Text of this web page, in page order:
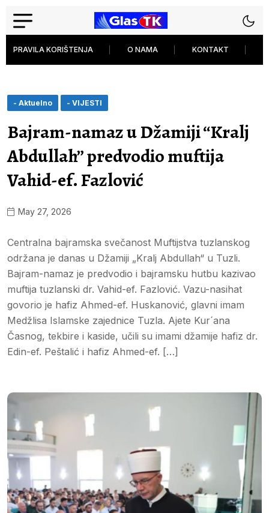
PRAVILA KORIŠTENJA O NAMA KONTAKT
- Aktuelno - VIJESTI
Bajram-namaz u Džamiji “Kralj
Abdullah” predvodio muftija
Vahid-ef. Fazlović
May 27, 2026
Centralna bajramska svečanost Muftijstva tuzlanskog
održana je danas u Džamiji „Kralj Abdullah“ u Tuzli.
Bajram-namaz je predvodio i bajramsku hutbu kazivao
muftija tuzlanski dr. Vahid-ef. Fazlović. Vazu-nasihat
govorio je hafiz Ahmed-ef. Huskanović, glavni imam
Medžlisa Islamske zajednice Tuzla. Ajete Kur´ana
Časnog, tekbire i kaside, učili su imami džamije hafiz dr.
Edin-ef. Peštalić i hafiz Ahmed-ef. […]